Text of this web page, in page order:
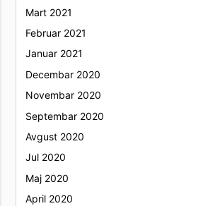
Mart 2021
Februar 2021
Januar 2021
Decembar 2020
Novembar 2020
Septembar 2020
Avgust 2020
Jul 2020
Maj 2020
April 2020